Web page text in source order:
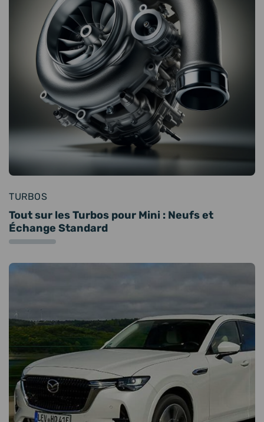
TURBOS
Tout sur les Turbos pour Mini : Neufs et
Échange Standard